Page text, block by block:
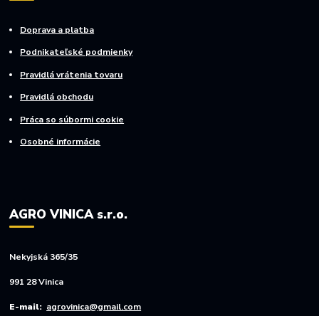
Doprava a platba
Podnikateľské podmienky
Pravidlá vrátenia tovaru
Pravidlá obchodu
Práca so súbormi cookie
Osobné informácie
AGRO VINICA s.r.o.
Nekyjská 365/35
991 28 Vinica
E-mail: agrovinica@gmail.com